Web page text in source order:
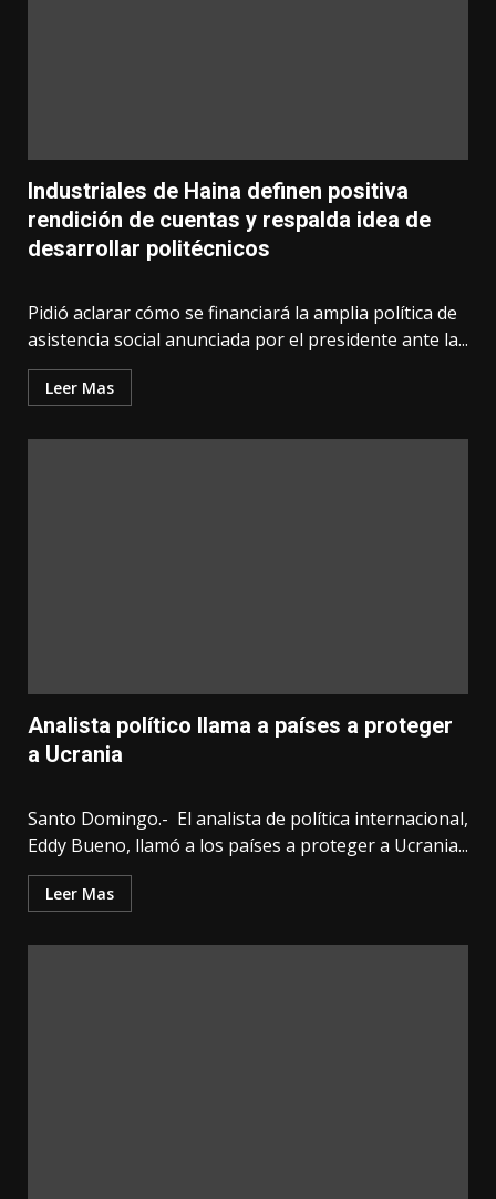
Industriales de Haina definen positiva
rendición de cuentas y respalda idea de
desarrollar politécnicos
Pidió aclarar cómo se financiará la amplia política de
asistencia social anunciada por el presidente ante la...
Leer Mas
Analista político llama a países a proteger
a Ucrania
Santo Domingo.- El analista de política internacional,
Eddy Bueno, llamó a los países a proteger a Ucrania...
Leer Mas